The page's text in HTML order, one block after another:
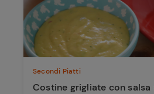
Secondi Piatti
Costine grigliate con salsa